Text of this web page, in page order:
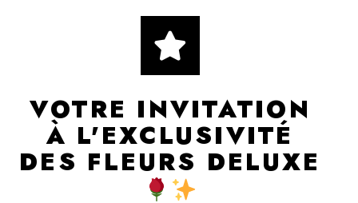
VOTRE INVITATION
À L'EXCLUSIVITÉ
DES FLEURS DELUXE